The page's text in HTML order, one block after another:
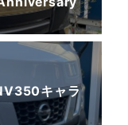
キャラ